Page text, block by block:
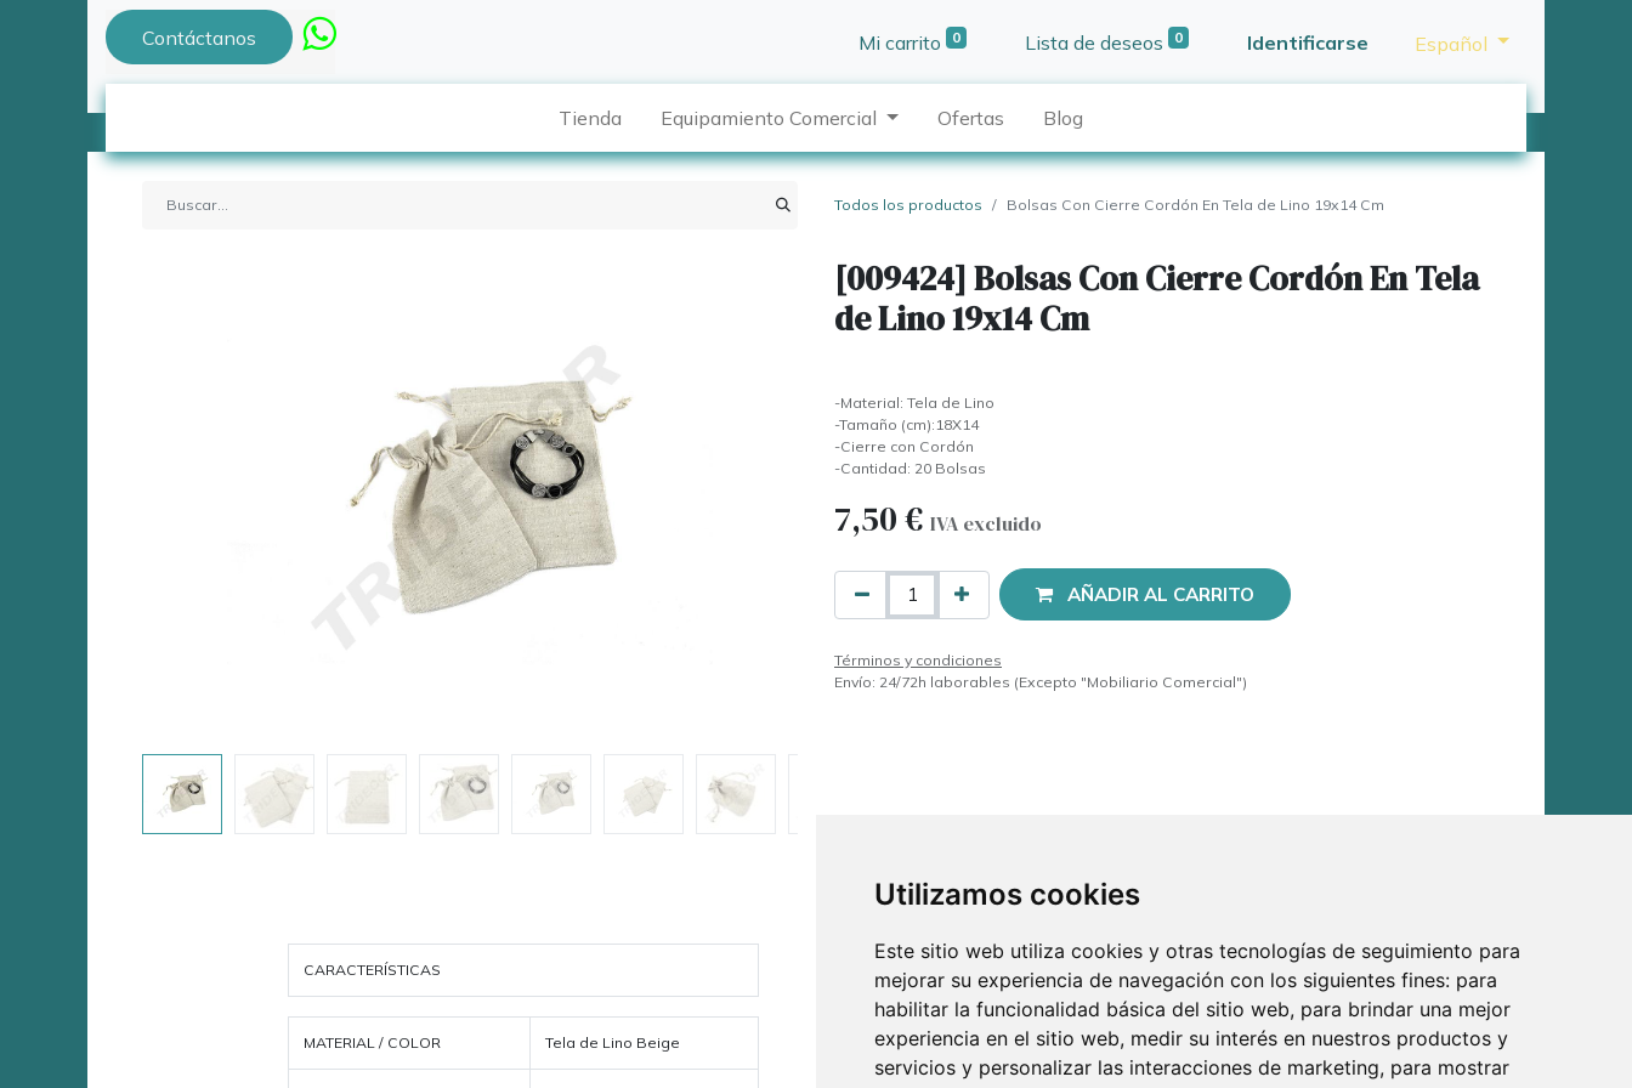
Utilizamos cookies
Este sitio web utiliza cookies y otras tecnologías de seguimiento para
mejorar su experiencia de navegación con los siguientes fines: para
habilitar la funcionalidad básica del sitio web, para brindar una mejor
experiencia en el sitio web, medir su interés en nuestros productos y
servicios y personalizar las interacciones de marketing, para mostrar
Contáctanos Mi carrito 0 Lista de deseos 0 Identificarse Español
Tienda Equipamiento Comercial Ofertas Blog
Todos los productos Bolsas Con Cierre Cordón En Tela de Lino 19x14 Cm
[009424] Bolsas Con Cierre Cordón En Tela
de Lino 19x14 Cm
-Material: Tela de Lino
-Tamaño (cm):18X14
-Cierre con Cordón
-Cantidad: 20 Bolsas
7,50€ IVA excluido
AÑADIR AL CARRITO
Términos y condiciones
Envío: 24/72h laborables (Excepto "Mobiliario Comercial")
CARACTERÍSTICAS
MATERIAL / COLOR Tela de Lino Beige